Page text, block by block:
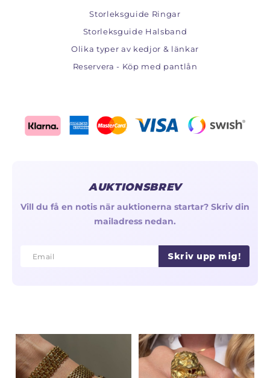
Storleksguide Ringar
Storleksguide Halsband
Olika typer av kedjor & länkar
Reservera - Köp med pantlån
AUKTIONSBREV
Vill du få en notis när auktionerna startar? Skriv din
mailadress nedan.
Email
Email Skriv upp mig!